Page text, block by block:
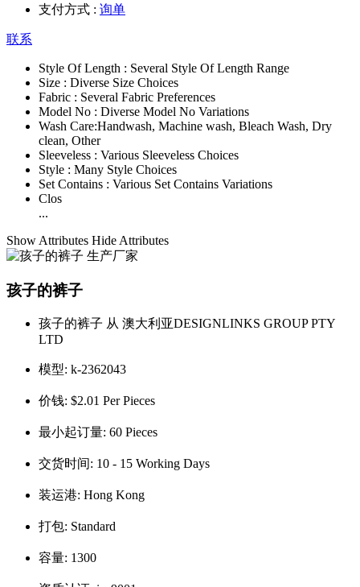
支付方式 : 询单
联系
Style Of Length : Several Style Of Length Range
Size : Diverse Size Choices
Fabric : Several Fabric Preferences
Model No : Diverse Model No Variations
Wash Care:Handwash, Machine wash, Bleach Wash, Dry
clean, Other
Sleeveless : Various Sleeveless Choices
Style : Many Style Choices
Set Contains : Various Set Contains Variations
Clos
...
Show Attributes Hide Attributes
孩子的裤子
孩子的裤子 从 澳大利亚DESIGNLINKS GROUP PTY
LTD
模型: k-2362043
价钱: $2.01 Per Pieces
最小起订量: 60 Pieces
交货时间: 10 - 15 Working Days
装运港: Hong Kong
打包: Standard
容量: 1300